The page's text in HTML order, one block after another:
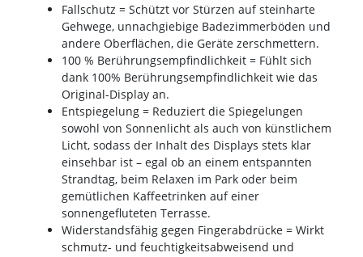
Fallschutz = Schützt vor Stürzen auf steinharte
Gehwege, unnachgiebige Badezimmerböden und
andere Oberflächen, die Geräte zerschmettern.
100 % Berührungsempfindlichkeit = Fühlt sich
dank 100% Berührungsempfindlichkeit wie das
Original-Display an.
Entspiegelung = Reduziert die Spiegelungen
sowohl von Sonnenlicht als auch von künstlichem
Licht, sodass der Inhalt des Displays stets klar
einsehbar ist – egal ob an einem entspannten
Strandtag, beim Relaxen im Park oder beim
gemütlichen Kaffeetrinken auf einer
sonnengefluteten Terrasse.
Widerstandsfähig gegen Fingerabdrücke = Wirkt
schmutz- und feuchtigkeitsabweisend und